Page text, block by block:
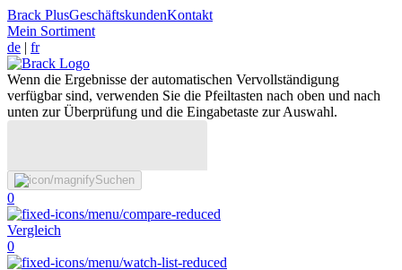
Brack PlusGeschäftskundenKontakt
Mein Sortiment
de | fr
Wenn die Ergebnisse der automatischen Vervollständigung
verfügbar sind, verwenden Sie die Pfeiltasten nach oben und nach
unten zur Überprüfung und die Eingabetaste zur Auswahl.
Suchen
0
Vergleich
0